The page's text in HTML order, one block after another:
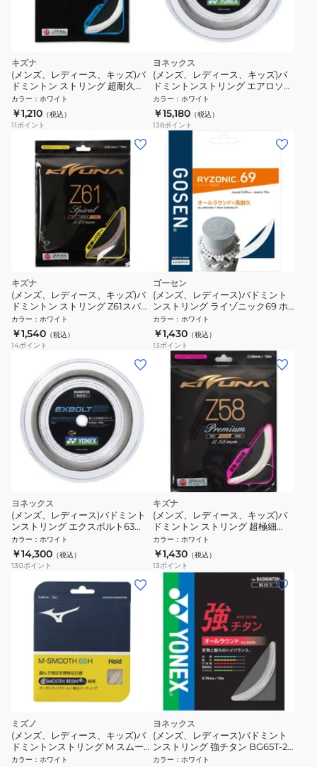
キズナ
(メンズ、レディース、キッズ)バ
ドミントン ストリング 超耐久
Z69 プレミアム WHT
カラー ： ホワイト
￥1,210 （税込）
11ポイント
ヨネックス
(メンズ、レディース、キッズ)バ
ドミントンストリング エアロソニ
ック 100M BGAS-1-011
カラー ： ホワイト
￥15,180 （税込）
138ポイント
キズナ
(メンズ、レディース、キッズ)バ
ドミントン ストリング Z61スパイ
ラル WHT
カラー ： ホワイト
￥1,540 （税込）
14ポイント
ゴーセン
(メンズ、レディース)バドミント
ンストリング ライゾニック69 ホ
ワイト BSRY69WH
カラー ： ホワイト
￥1,430 （税込）
13ポイント
ヨネックス
(メンズ、レディース)バドミント
ンストリング エクスボルト63
100m BGXB63-1-011
カラー ： ホワイト
￥14,300 （税込）
130ポイント
キズナ
(メンズ、レディース、キッズ)バ
ドミントン ストリング 超極細
Z58 プレミアム WHT
カラー ： ホワイト
￥1,430 （税込）
13ポイント
ミズノ
(メンズ、レディース、キッズ)バ
ドミントンストリング M スムース
66H 73JGA31001
カラー ： ホワイト
ヨネックス
(メンズ、レディース)バドミント
ンストリング 強チタン BG65T-2-
011
カラー ： ホワイト